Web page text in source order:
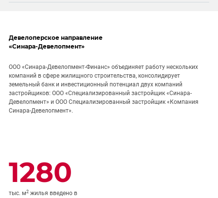
Девелоперское направление
«Синара-Девелопмент»
ООО «Синара-Девелопмент-Финанс» объединяет работу нескольких
компаний в сфере жилищного строительства, консолидирует
земельный банк и инвестиционный потенциал двух компаний
застройщиков: ООО «Специализированный застройщик «Синара-
Девелопмент» и ООО Специализированный застройщик «Компания
Синара-Девелопмент».
1280
тыс. м2 жилья введено в